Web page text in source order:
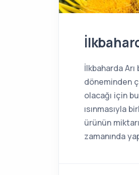
İlkbaharda Arı
döneminden
olacağı için
ısınmasıyla
ürünün
zamanında